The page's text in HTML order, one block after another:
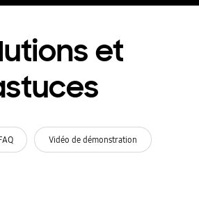
et
Vidéo de démonstration